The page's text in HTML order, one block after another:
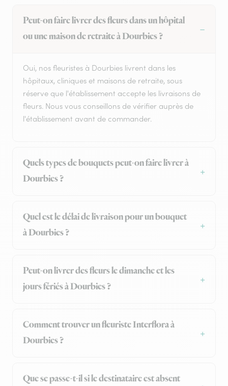
Peut-on faire livrer des fleurs dans un hôpital
ou une maison de retraite à Dourbies ?
Oui, nos fleuristes à Dourbies livrent dans les
hôpitaux, cliniques et maisons de retraite, sous
réserve que l'établissement accepte les livraisons de
fleurs. Nous vous conseillons de vérifier auprès de
l'établissement avant de commander.
Quels types de bouquets peut-on faire livrer à
Dourbies ?
Quel est le délai de livraison pour un bouquet
à Dourbies ?
Peut-on livrer des fleurs le dimanche et les
jours fériés à Dourbies ?
Comment trouver un fleuriste Interflora à
Dourbies ?
Que se passe-t-il si le destinataire est absent